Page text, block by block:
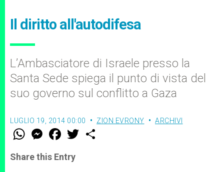
Il diritto all'autodifesa
L’Ambasciatore di Israele presso la
Santa Sede spiega il punto di vista del
suo governo sul conflitto a Gaza
LUGLIO 19, 2014 00:00 ZION EVRONY ARCHIVI
W
t
s
M
e
s
e
F
a
e
b
w
Share this Entry